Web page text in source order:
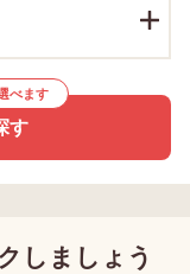
べます
す
しましょう